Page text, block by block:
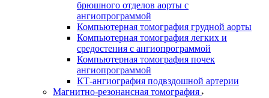
брюшного отделов аорты с
ангиопрограммой
Компьютерная томография грудной аорты
Компьютерная томография легких и
средостения с ангиопрограммой
Компьютерная томография почек
ангиопрограммой
КТ-ангиография подвздошной артерии
Магнитно-резонансная томография